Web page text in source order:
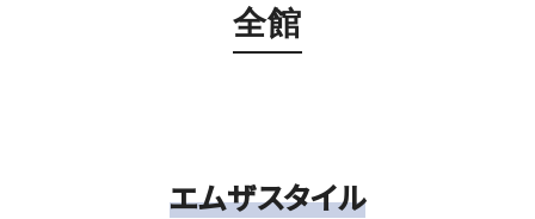
全館
エムザスタイル